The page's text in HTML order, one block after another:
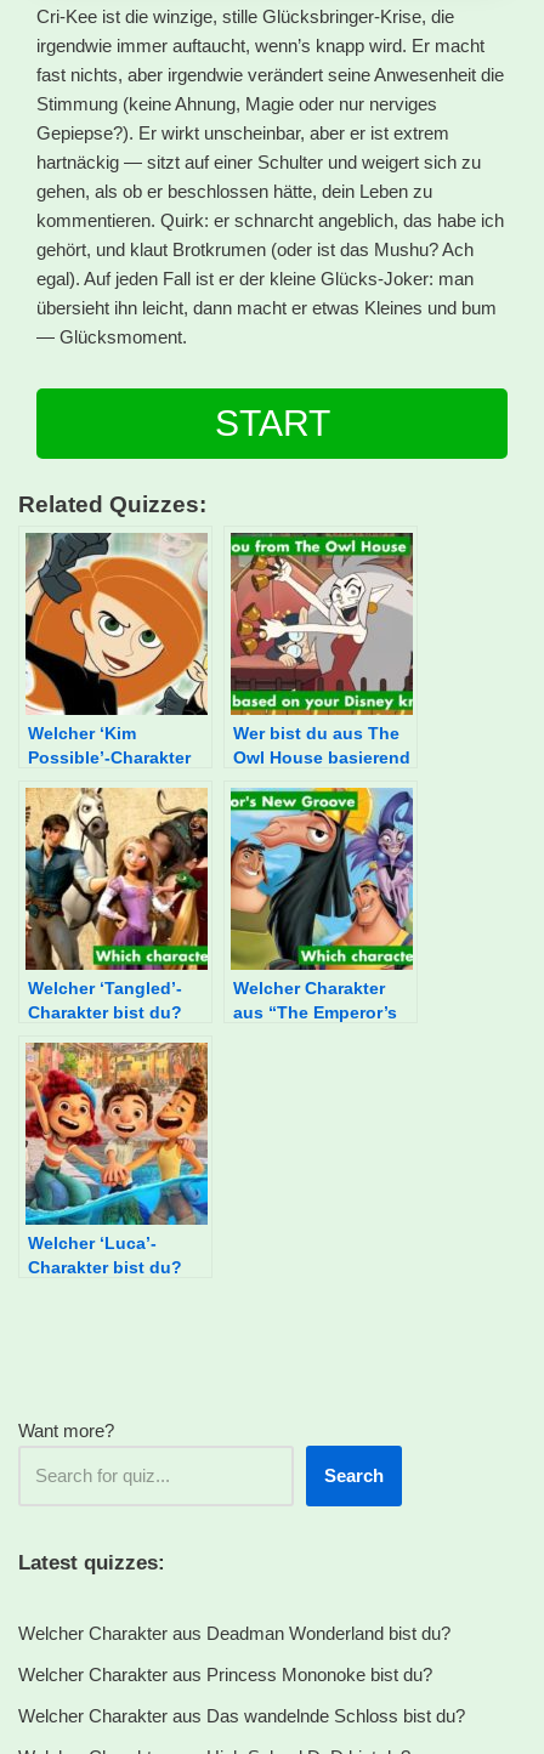
Cri-Kee ist die winzige, stille Glücksbringer-Krise, die
irgendwie immer auftaucht, wenn’s knapp wird. Er macht
fast nichts, aber irgendwie verändert seine Anwesenheit die
Stimmung (keine Ahnung, Magie oder nur nerviges
Gepiepse?). Er wirkt unscheinbar, aber er ist extrem
hartnäckig — sitzt auf einer Schulter und weigert sich zu
gehen, als ob er beschlossen hätte, dein Leben zu
kommentieren. Quirk: er schnarcht angeblich, das habe ich
gehört, und klaut Brotkrumen (oder ist das Mushu? Ach
egal). Auf jeden Fall ist er der kleine Glücks-Joker: man
übersieht ihn leicht, dann macht er etwas Kleines und bum
— Glücksmoment.
START
Related Quizzes:
Welcher ‘Kim
Possible’-Charakter
Wer bist du aus The
Owl House basierend
Wissen?
Welcher ‘Tangled’-
Charakter bist du?
Welcher Charakter
aus “The Emperor’s
Welcher ‘Luca’-
Charakter bist du?
Want more?
Search
Latest quizzes:
Welcher Charakter aus Deadman Wonderland bist du?
Welcher Charakter aus Princess Mononoke bist du?
Welcher Charakter aus Das wandelnde Schloss bist du?